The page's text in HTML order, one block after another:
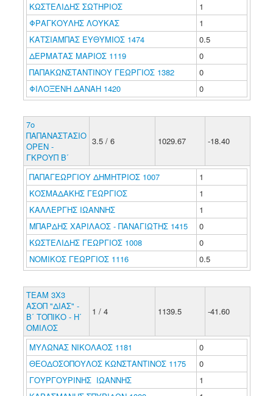
ΚΩΣΤΕΛΙΔΗΣ ΣΩΤΗΡΙΟΣ
1
ΦΡΑΓΚΟΥΛΗΣ ΛΟΥΚΑΣ
1
ΚΑΤΣΙΑΜΠΑΣ ΕΥΘΥΜΙΟΣ 1474
0.5
ΔΕΡΜΑΤΑΣ ΜΑΡΙΟΣ 1119
0
ΠΑΠΑΚΩΝΣΤΑΝΤΙΝΟΥ ΓΕΩΡΓΙΟΣ 1382
0
ΦΙΛΟΞΕΝΗ ΔΑΝΑΗ 1420
0
7ο
ΠΑΠΑΝΑΣΤΑΣΙΟ
ΟΡΕΝ -
ΓΚΡΟΥΠ Β΄
3.5 / 6 1029.67 -18.40
ΠΑΠΑΓΕΩΡΓΙΟΥ ΔΗΜΗΤΡΙΟΣ 1007
1
ΚΟΣΜΑΔΑΚΗΣ ΓΕΩΡΓΙΟΣ
1
ΚΑΛΛΕΡΓΗΣ ΙΩΑΝΝΗΣ
1
ΜΠΑΡΔΗΣ ΧΑΡΙΛΑΟΣ - ΠΑΝΑΓΙΩΤΗΣ 1415
0
ΚΩΣΤΕΛΙΔΗΣ ΓΕΩΡΓΙΟΣ 1008
0
ΝΟΜΙΚΟΣ ΓΕΩΡΓΙΟΣ 1116
0.5
ΤΕΑΜ 3Χ3
ΑΣΟΠ "ΔΙΑΣ" -
Β΄ ΤΟΠΙΚΟ - Η΄
ΟΜΙΛΟΣ
1 / 4 1139.5 -41.60
ΜΥΛΩΝΑΣ ΝΙΚΟΛΑΟΣ 1181
0
ΘΕΟΔΟΣΟΠΟΥΛΟΣ ΚΩΝΣΤΑΝΤΙΝΟΣ 1175
0
ΓΟΥΡΓΟΥΡΙΝΗΣ ΙΩΑΝΝΗΣ
1